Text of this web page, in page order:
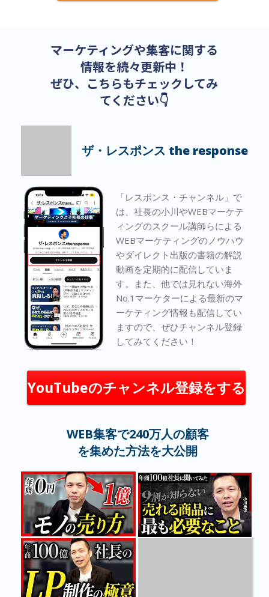
マーケティングや集客に関する
情報を続々更新中！
ぜひ、こちらもチェックしてみ
てください👇
ザ・レスポンス the response
「レスポンス・チャンネル」で
は、社長の小川やWEBマーケテ
ィングのスクール講師らによる
WEBマーケティングのノウハウ
やダイレクト出版の書籍の解説
動画を定期的に配信していま
す。また、他では見れない海外
No.1マーケターによる最新のマ
ーケティング情報も配信してい
ますので、ぜひチャンネル登録
してみてください！
YouTubeのチャンネル登録をする
WEB集客で240万人の顧客
を集めた方法を大公開